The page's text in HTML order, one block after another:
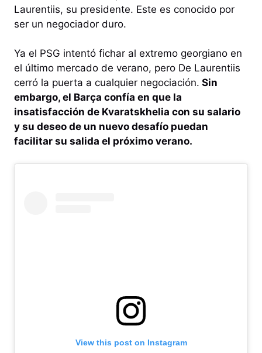
Laurentiis, su presidente. Este es conocido por
ser un negociador duro.
Ya el PSG intentó fichar al extremo georgiano en
el último mercado de verano, pero De Laurentiis
cerró la puerta a cualquier negociación. Sin
embargo, el Barça confía en que la
insatisfacción de Kvaratskhelia con su salario
y su deseo de un nuevo desafío puedan
facilitar su salida el próximo verano.
View this post on Instagram